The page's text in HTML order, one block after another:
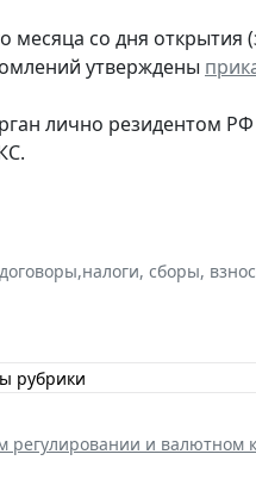
со дня открытия
утверждены
лично резидентом
,налоги, сборы,
рубрики
регулировании и валютном